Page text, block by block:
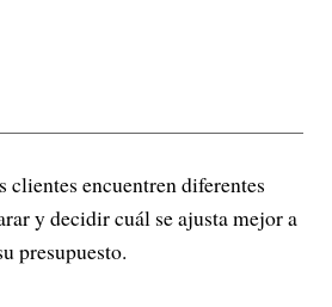
clientes encuentren diferentes
y decidir cuál se ajusta mejor a
presupuesto.